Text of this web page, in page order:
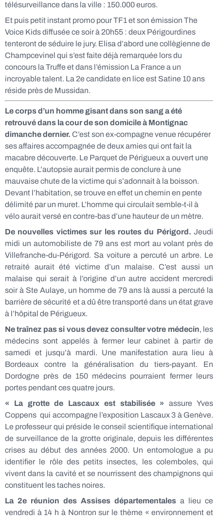
télésurveillance dans la ville : 150.000 euros.
Et puis petit instant promo pour TF1 et son émission The
Voice Kids diffusée ce soir à 20h55 : deux Périgourdines
tenteront de séduire le jury. Elisa d’abord une collègienne de
Champcevinel qui s’est faite déjà remarquée lors du
concours la Truffe et dans l’émission La France a un
incroyable talent. La 2e candidate en lice est Satine 10 ans
réside près de Mussidan.
Le corps d’un homme gisant dans son sang a été
retrouvé dans la cour de son domicile à Montignac
dimanche dernier. C’est son ex-compagne venue récupérer
ses affaires accompagnée de deux amies qui ont fait la
macabre découverte. Le Parquet de Périgueux a ouvert une
enquête. L’autopsie aurait permis de conclure à une
mauvaise chute de la victime qui s’adonnait à la boisson.
Devant l’habitation, se trouve en effet un chemin en pente
délimité par un muret. L’homme qui circulait semble-t-il à
vélo aurait versé en contre-bas d’une hauteur de un mètre.
De nouvelles victimes sur les routes du Périgord. Jeudi
midi un automobiliste de 79 ans est mort au volant près de
Villefranche-du-Périgord. Sa voiture a percuté un arbre. Le
retraité aurait été victime d’un malaise. C’est aussi un
malaise qui serait à l’origine d’un autre accident mercredi
soir à Ste Aulaye, un homme de 79 ans là aussi a percuté la
barrière de sécurité et a dû être transporté dans un état grave
à l’hôpital de Périgueux.
Ne traînez pas si vous devez consulter votre médecin, les
médecins sont appelés à fermer leur cabinet à partir de
samedi et jusqu’à mardi. Une manifestation aura lieu à
Bordeaux contre la généralisation du tiers-payant. En
Dordogne près de 150 médecins pourraient fermer leurs
portes pendant ces quatre jours.
« La grotte de Lascaux est stabilisée » assure Yves
Coppens qui accompagne l’exposition Lascaux 3 à Genève.
Le professeur qui préside le conseil scientifique international
de surveillance de la grotte originale, depuis les différentes
crises au début des années 2000. Un entomologue a pu
identifier le rôle des petits insectes, les colemboles, qui
vivent dans la cavité et se nourrissent des champignons qui
constituent les taches noires.
La 2e réunion des Assises départementales a lieu ce
vendredi à 14 h à Nontron sur le thème « environnement et